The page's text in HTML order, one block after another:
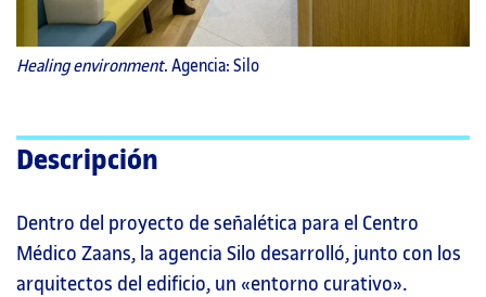
Healing environment. Agencia: Silo
Descripción
Dentro del proyecto de señalética para el Centro
Médico Zaans, la agencia Silo desarrolló, junto con los
arquitectos del edificio, un «entorno curativo».